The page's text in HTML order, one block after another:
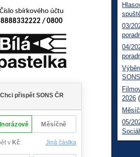
Číslo sbírkového účtu
8888332222 / 0800
03/
04/
2026
05/